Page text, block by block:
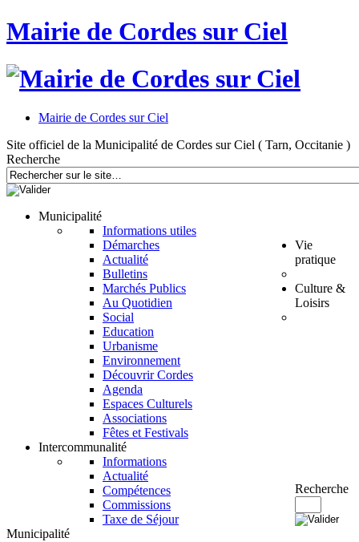
Mairie de Cordes sur Ciel
Mairie de Cordes sur Ciel
Site officiel de la Municipalité de Cordes sur Ciel ( Tarn, Occitanie )
Recherche
Municipalité
Informations utiles
Démarches
Actualité
Bulletins
Marchés Publics
Vie
pratique
Au Quotidien
Social
Education
Urbanisme
Environnement
Culture &
Loisirs
Découvrir Cordes
Agenda
Espaces Culturels
Associations
Fêtes et Festivals
Intercommunalité
Informations
Actualité
Compétences
Commissions
Taxe de Séjour
Recherche
Municipalité